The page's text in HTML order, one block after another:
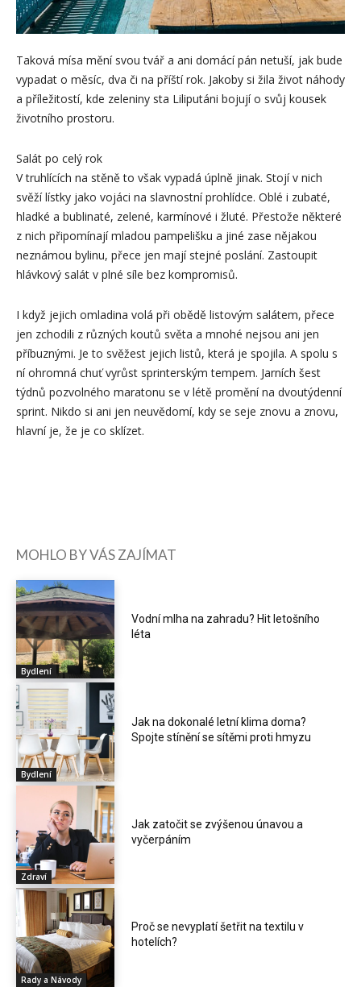
Taková mísa mění svou tvář a ani domácí pán netuší, jak bude
vypadat o měsíc, dva či na příští rok. Jakoby si žila život náhody
a příležitostí, kde zeleniny sta Liliputáni bojují o svůj kousek
životního prostoru.
Salát po celý rok
V truhlících na stěně to však vypadá úplně jinak. Stojí v nich
svěží lístky jako vojáci na slavnostní prohlídce. Oblé i zubaté,
hladké a bublinaté, zelené, karmínové i žluté. Přestože některé
z nich připomínají mladou pampelišku a jiné zase nějakou
neznámou bylinu, přece jen mají stejné poslání. Zastoupit
hlávkový salát v plné síle bez kompromisů.
I když jejich omladina volá při obědě listovým salátem, přece
jen zchodili z různých koutů světa a mnohé nejsou ani jen
příbuznými. Je to svěžest jejich listů, která je spojila. A spolu s
ní ohromná chuť vyrůst sprinterským tempem. Jarních šest
týdnů pozvolného maratonu se v létě promění na dvoutýdenní
sprint. Nikdo si ani jen neuvědomí, kdy se seje znovu a znovu,
hlavní je, že je co sklízet.
MOHLO BY VÁS ZAJÍMAT
Bydlení
Vodní mlha na zahradu? Hit letošního
léta
Bydlení
Jak na dokonalé letní klima doma?
Spojte stínění se sítěmi proti hmyzu
Zdraví
Jak zatočit se zvýšenou únavou a
vyčerpáním
Rady a Návody
Proč se nevyplatí šetřit na textilu v
hotelích?